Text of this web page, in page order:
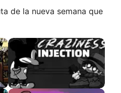
de la nueva semana que